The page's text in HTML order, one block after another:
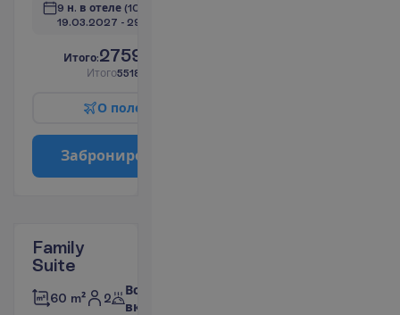
9 н. в отеле (10 н. всего)
19.03.2027 - 29.03.2027
Итого:2759.00
Итого5518.00
О поле
Заброниро
Family
Suite
60 m² 2
Все
включено